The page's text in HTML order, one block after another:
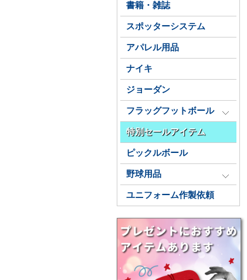
書籍・雑誌
スポッターシステム
アパレル用品
ナイキ
ジョーダン
フラッグフットボール
特別セールアイテム
ピックルボール
野球用品
ユニフォーム作製依頼